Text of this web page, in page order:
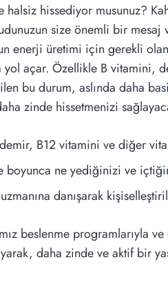
halsiz hissediyor musunuz?
size önemli bir
enerji üretimi için gerekli olan
yol açar. Özellikle B
bu durum, aslında daha
zinde hissetmenizi
demir, B12 vitamini ve diğer
boyunca ne yediğinizi ve
danışarak
beslenme programlarıyla
daha zinde ve aktif bir